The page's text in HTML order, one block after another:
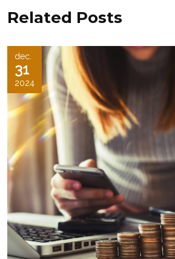
Related Posts
dec.
31
2024